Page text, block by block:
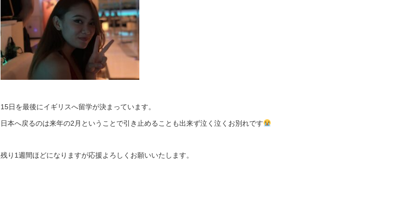
15日を最後にイギリスへ留学が決まっています。
日本へ戻るのは来年の2月ということで引き止めることも出来ず泣く泣くお別れです
残り1週間ほどになりますが応援よろしくお願いいたします。